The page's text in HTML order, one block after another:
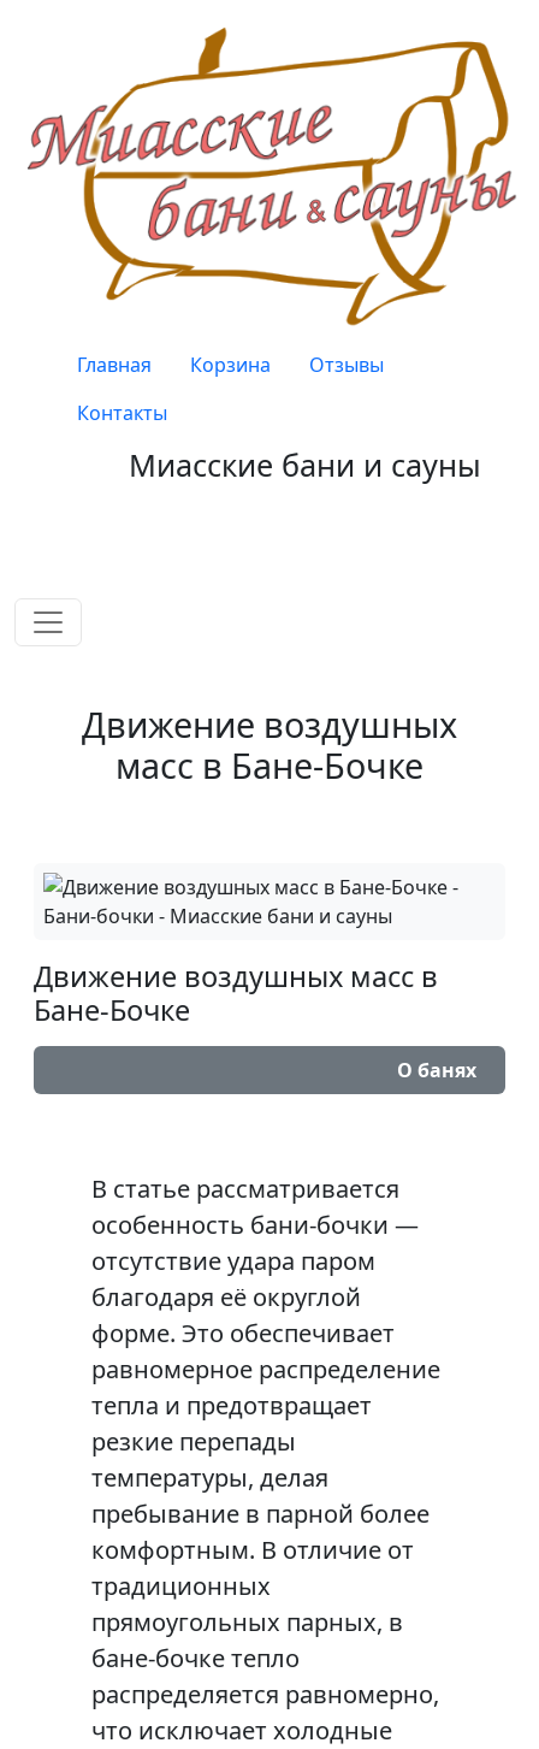
Верхнее меню
Главная Корзина
Отзывы
Контакты
Миасские бани и сауны
Движение воздушных
масс в Бане-Бочке
Движение воздушных масс в
Бане-Бочке
О банях
В статье рассматривается
особенность бани-бочки —
отсутствие удара паром
благодаря её округлой
форме. Это обеспечивает
равномерное распределение
тепла и предотвращает
резкие перепады
температуры, делая
пребывание в парной более
комфортным. В отличие от
традиционных
прямоугольных парных, в
бане-бочке тепло
распределяется равномерно,
что исключает холодные